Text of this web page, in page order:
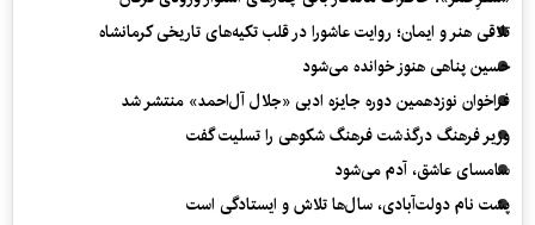
تلاقی هنر و ایمان؛ روایت عاشورا در قلب تکیه‌های تاریخی کرمانشاه
حسین پناهی هنوز خوانده می‌شود
فراخوان نوزدهمین دوره جایزه ادبی «جلال آل‌احمد» منتشر شد
وزیر فرهنگ درگذشت فرهنگ شکوهی را تسلیت گفت
سامسای عاشق، آدم می‌شود
پشت نام دولت‌آبادی، سال‌ها تلاش و ایستادگی است